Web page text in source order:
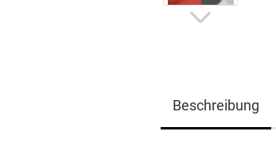
Beschreibung